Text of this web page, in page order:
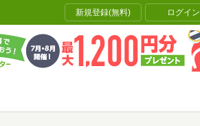
新規登録(無料) ログイン